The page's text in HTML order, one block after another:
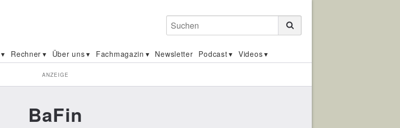
Suchen
Rechner Über uns Fachmagazin Newsletter Podcast Videos
ANZEIGE
BaFin